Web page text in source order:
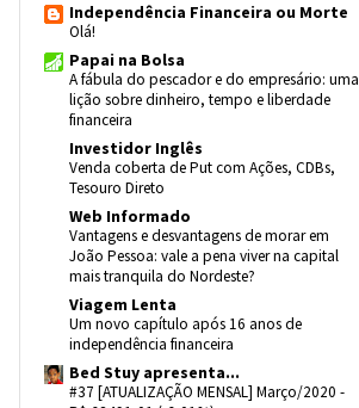
Independência Financeira ou Morte
Olá!
Papai na Bolsa
A fábula do pescador e do empresário: uma
lição sobre dinheiro, tempo e liberdade
financeira
Investidor Inglês
Venda coberta de Put com Ações, CDBs,
Tesouro Direto
Web Informado
Vantagens e desvantagens de morar em
João Pessoa: vale a pena viver na capital
mais tranquila do Nordeste?
Viagem Lenta
Um novo capítulo após 16 anos de
independência financeira
Bed Stuy apresenta...
#37 [ATUALIZAÇÃO MENSAL] Março/2020 -